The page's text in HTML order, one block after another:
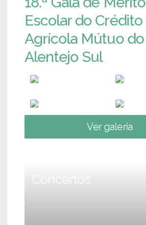
Escolar do Crédito
Agrícola Mútuo do
Alentejo Sul
Ver galeria
Concertos